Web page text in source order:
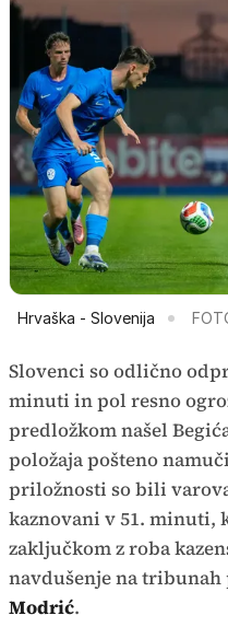
Hrvaška - Slovenija
Slovenci so odlično
minuti in pol resno
predložkom našel
položaja pošteno
priložnosti so bili
kaznovani v 51. minuti,
zaključkom z roba
navdušenje na
Modrić.